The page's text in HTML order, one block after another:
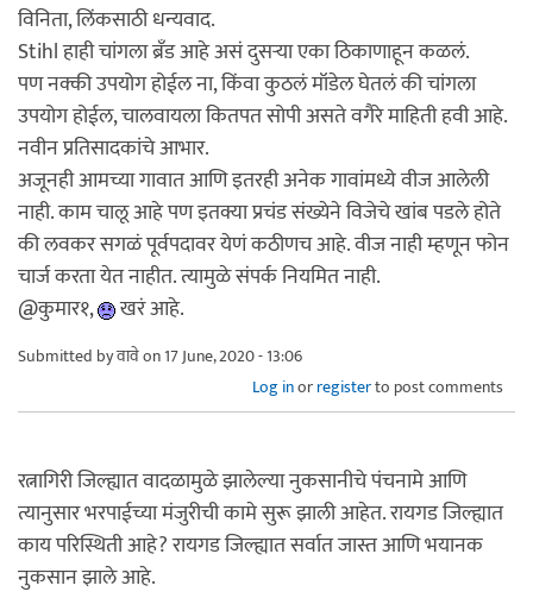
विनिता, लिंकसाठी धन्यवाद.
Stihl हाही चांगला ब्रँड आहे असं दुसऱ्या एका ठिकाणाहून कळलं.
पण नक्की उपयोग होईल ना, किंवा कुठलं मॉडेल घेतलं की चांगला
उपयोग होईल, चालवायला कितपत सोपी असते वगैरे माहिती हवी आहे.
नवीन प्रतिसादकांचे आभार.
अजूनही आमच्या गावात आणि इतरही अनेक गावांमध्ये वीज आलेली
नाही. काम चालू आहे पण इतक्या प्रचंड संख्येने विजेचे खांब पडले होते
की लवकर सगळं पूर्वपदावर येणं कठीणच आहे. वीज नाही म्हणून फोन
चार्ज करता येत नाहीत. त्यामुळे संपर्क नियमित नाही.
@कुमार१,
खरं आहे.
Submitted byवावेon 17 June, 2020 - 13:06
Log inorregisterto post comments
रत्नागिरी जिल्ह्यात वादळामुळे झालेल्या नुकसानीचे पंचनामे आणि
त्यानुसार भरपाईच्या मंजुरीची कामे सुरू झाली आहेत. रायगड जिल्ह्यात
काय परिस्थिती आहे? रायगड जिल्ह्यात सर्वात जास्त आणि भयानक
नुकसान झाले आहे.